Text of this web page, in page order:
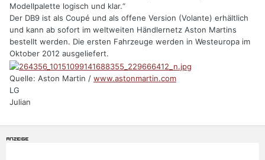
Modellpalette logisch und klar.“
Der DB9 ist als Coupé und als offene Version (Volante) erhältlich
und kann ab sofort im weltweiten Händlernetz Aston Martins
bestellt werden. Die ersten Fahrzeuge werden in Westeuropa im
Oktober 2012 ausgeliefert.
Quelle: Aston Martin / www.astonmartin.com
LG
Julian